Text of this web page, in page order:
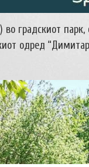
во градскиот
одред “Димитар